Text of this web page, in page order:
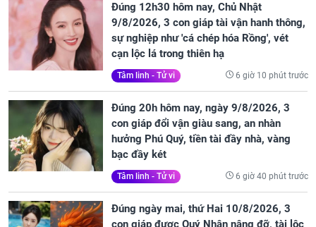
Đúng 12h30 hôm nay, Chủ Nhật
9/8/2026, 3 con giáp tài vận hanh thông,
sự nghiệp như 'cá chép hóa Rồng', vét
cạn lộc lá trong thiên hạ
Tâm linh - Tử vi 6 giờ 10 phút trước
Đúng 20h hôm nay, ngày 9/8/2026, 3
con giáp đổi vận giàu sang, an nhàn
hưởng Phú Quý, tiền tài đầy nhà, vàng
bạc đầy két
Tâm linh - Tử vi 6 giờ 40 phút trước
Đúng ngày mai, thứ Hai 10/8/2026, 3